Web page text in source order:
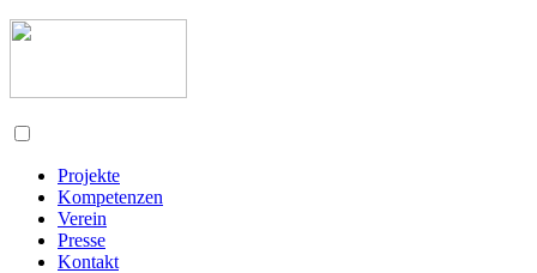
Projekte
Kompetenzen
Verein
Presse
Kontakt